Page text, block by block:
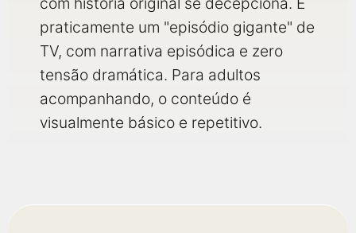
praticamente um "episódio gigante" de
TV, com narrativa episódica e zero
tensão dramática. Para adultos
acompanhando, o conteúdo é
visualmente básico e repetitivo.